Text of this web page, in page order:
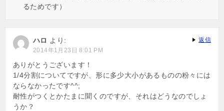
るためです）
ハロ より:
2014年1月23日 8:01 PM
ありがとうございます！
1/4分割についてですが、形に多少大小があるものの粉々には
ならなかったです^^;
耐性がつくとかたまに聞くのですが、それはどうなのでしょ
うか？
返信